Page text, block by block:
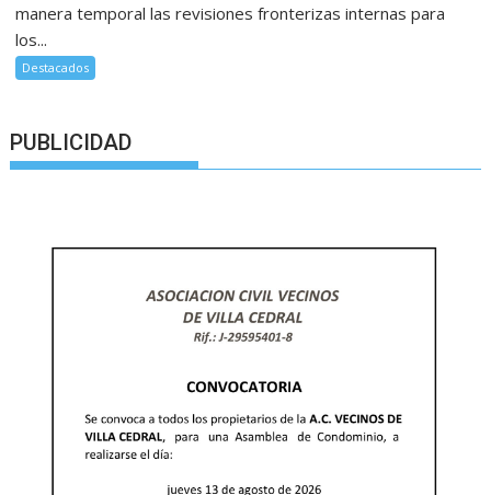
manera temporal las revisiones fronterizas internas para
los...
Destacados
PUBLICIDAD